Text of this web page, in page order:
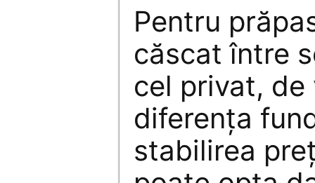
Pentru
căscat între
cel privat,
diferenţa
stabilirea